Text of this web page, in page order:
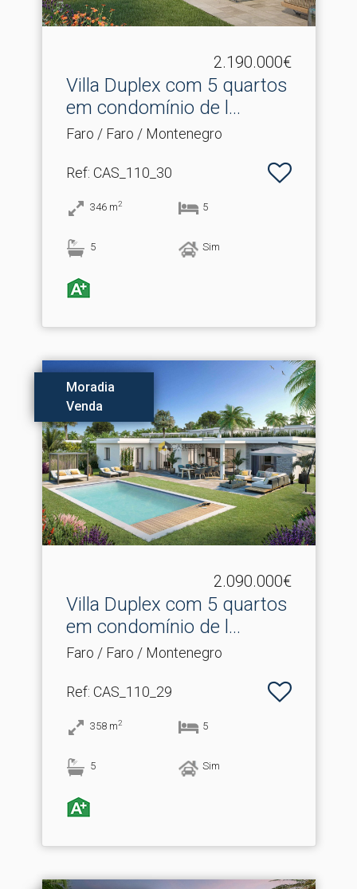
2.190.000€
Villa Duplex com 5 quartos
em condomínio de l.​..
Faro / Faro / Montenegro
Ref: CAS_110_30
346 m2 5
5 Sim
Moradia
Venda
2.090.000€
Villa Duplex com 5 quartos
em condomínio de l.​..
Faro / Faro / Montenegro
Ref: CAS_110_29
358 m2 5
5 Sim